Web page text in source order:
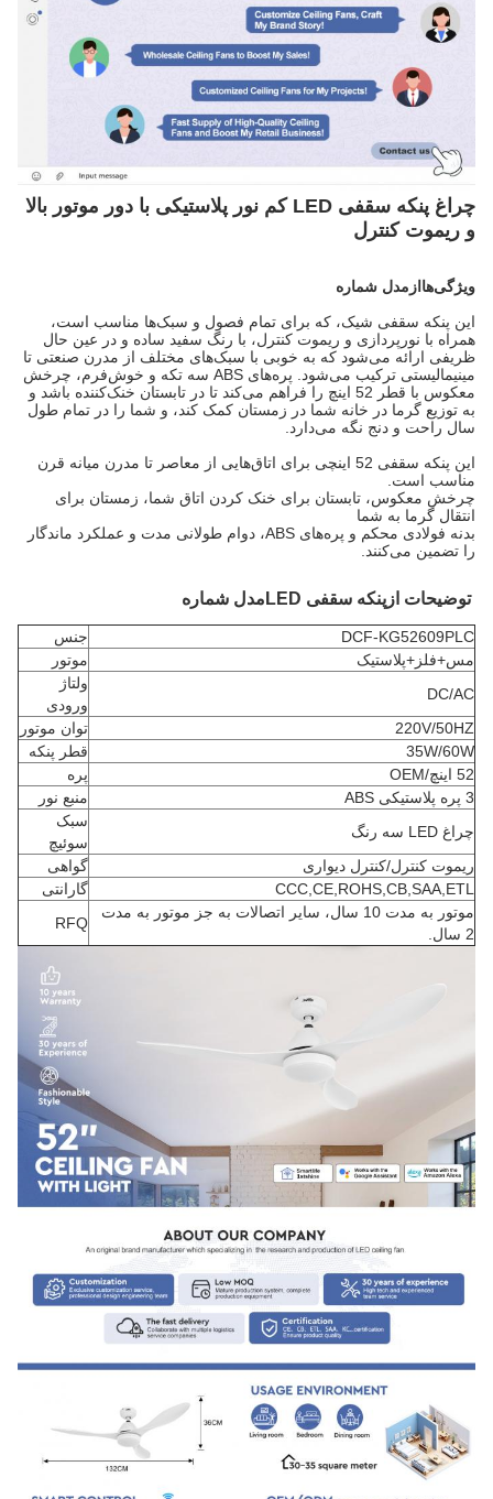
چراغ پنکه سقفی LED کم نور پلاستیکی با دور موتور بالا
و ریموت کنترل
ویژگی‌هااز مدل شماره
این پنکه سقفی شیک، که برای تمام فصول و سبک‌ها مناسب است،
همراه با نورپردازی و ریموت کنترل، با رنگ سفید ساده و در عین حال
ظریفی ارائه می‌شود که به خوبی با سبک‌های مختلف از مدرن صنعتی تا
مینیمالیستی ترکیب می‌شود. پره‌های ABS سه تکه و خوش‌فرم، چرخش
معکوس با قطر 52 اینچ را فراهم می‌کند تا در تابستان خنک‌کننده باشد و
به توزیع گرما در خانه شما در زمستان کمک کند، و شما را در تمام طول
سال راحت و دنج نگه می‌دارد.
این پنکه سقفی 52 اینچی برای اتاق‌هایی از معاصر تا مدرن میانه قرن
مناسب است.
چرخش معکوس، تابستان برای خنک کردن اتاق شما، زمستان برای
انتقال گرما به شما
بدنه فولادی محکم و پره‌های ABS، دوام طولانی مدت و عملکرد ماندگار
را تضمین می‌کنند.
توضیحات ازپنکه سقفی LED مدل شماره
DCF-KG52609PLC
جنس
مس+فلز+پلاستیک
موتور
DC/AC
ولتاژ
ورودی
220V/50HZ
توان موتور
35W/60W
قطر پنکه
52 اینچ/OEM
پره
منبع نور
چراغ LED سه رنگ
سبک
سوئیچ
ریموت کنترل/کنترل دیواری
گواهی
CCC,CE,ROHS,CB,SAA,ETL
گارانتی
موتور به مدت 10 سال، سایر اتصالات به جز موتور به مدت
RFQ